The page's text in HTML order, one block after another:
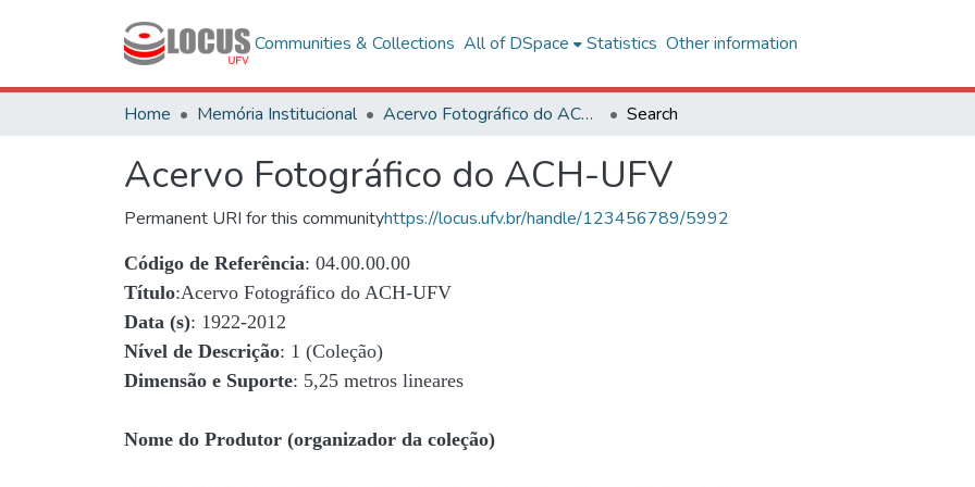
Communities & Collections All of DSpace Statistics Other information
Home Memória Institucional Acervo Fotográfico do ACH-UFV Search
Acervo Fotográfico do ACH-UFV
Permanent URI for this communityhttps://locus.ufv.br/handle/123456789/5992
Código de Referência: 04.00.00.00
Título:Acervo Fotográfico do ACH-UFV
Data (s): 1922-2012
Nível de Descrição: 1 (Coleção)
Dimensão e Suporte: 5,25 metros lineares
Nome do Produtor (organizador da coleção)